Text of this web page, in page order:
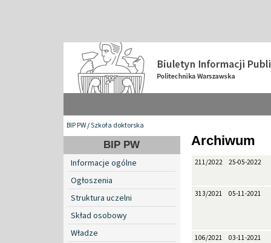
BIP PW/Szkoła doktorska
BIP PW
Informacje ogólne
Ogłoszenia
Struktura uczelni
Skład osobowy
Władze
Archiwum
211/2022 25-05-2022
313/2021 05-11-2021
106/2021 03-11-2021